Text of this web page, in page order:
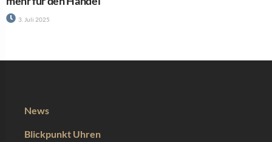
News
Blickpunkt Uhren